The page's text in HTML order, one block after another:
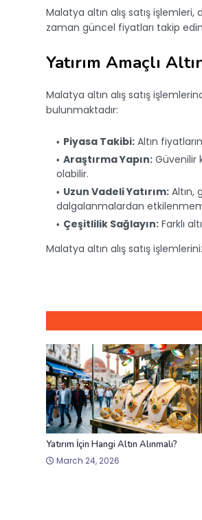
Malatya altın alış satış işlemleri,
zaman güncel fiyatları takip
Yatırım Amaçlı
Malatya altın alış satış
bulunmaktadır:
Piyasa Takibi: Altın
Araştırma Yapın: Güvenilir
olabilir.
Uzun Vadeli Yatırım: Altın,
dalgalanmalardan
Çeşitlilik Sağlayın: Farklı
Malatya altın alış satış
Yatırım İçin Hangi Altın Alınmalı?
March 24, 2026